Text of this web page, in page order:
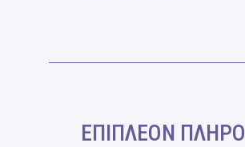
ΕΠΙΠΛΕΟΝ